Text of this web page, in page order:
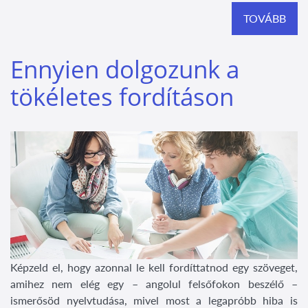
TOVÁBB
Ennyien dolgozunk a
tökéletes fordításon
Képzeld el, hogy azonnal le kell fordíttatnod egy szöveget,
amihez nem elég egy – angolul felsőfokon beszélő –
ismerősöd nyelvtudása, mivel most a legapróbb hiba is